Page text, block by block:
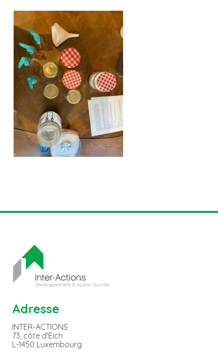
Adresse
INTER-ACTIONS
73, côte d’Eich
L-1450 Luxembourg